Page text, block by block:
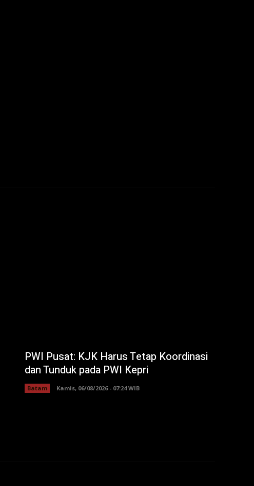
PWI Pusat: KJK Harus Tetap Koordinasi
dan Tunduk pada PWI Kepri
Batam Kamis, 06/08/2026 - 07:24 WIB